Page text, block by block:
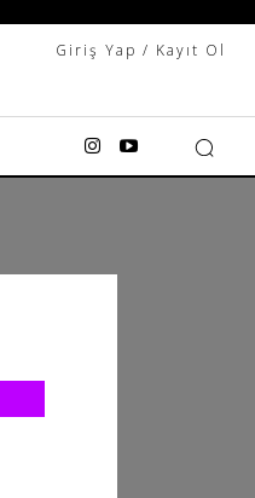
Giriş Yap / Kayıt Ol